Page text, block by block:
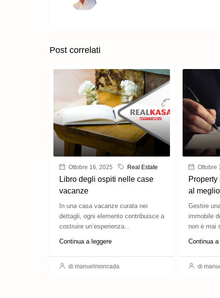
Post correlati
Ottobre 16, 2025 Real Estate
Libro degli ospiti nelle case
vacanze
In una casa vacanze curata nei
dettagli, ogni elemento contribuisce a
costruire un’esperienza...
Continua a leggere
di manuelmoncada
Ottobre
al
Gestire
immobile
non è mai
Continua
di